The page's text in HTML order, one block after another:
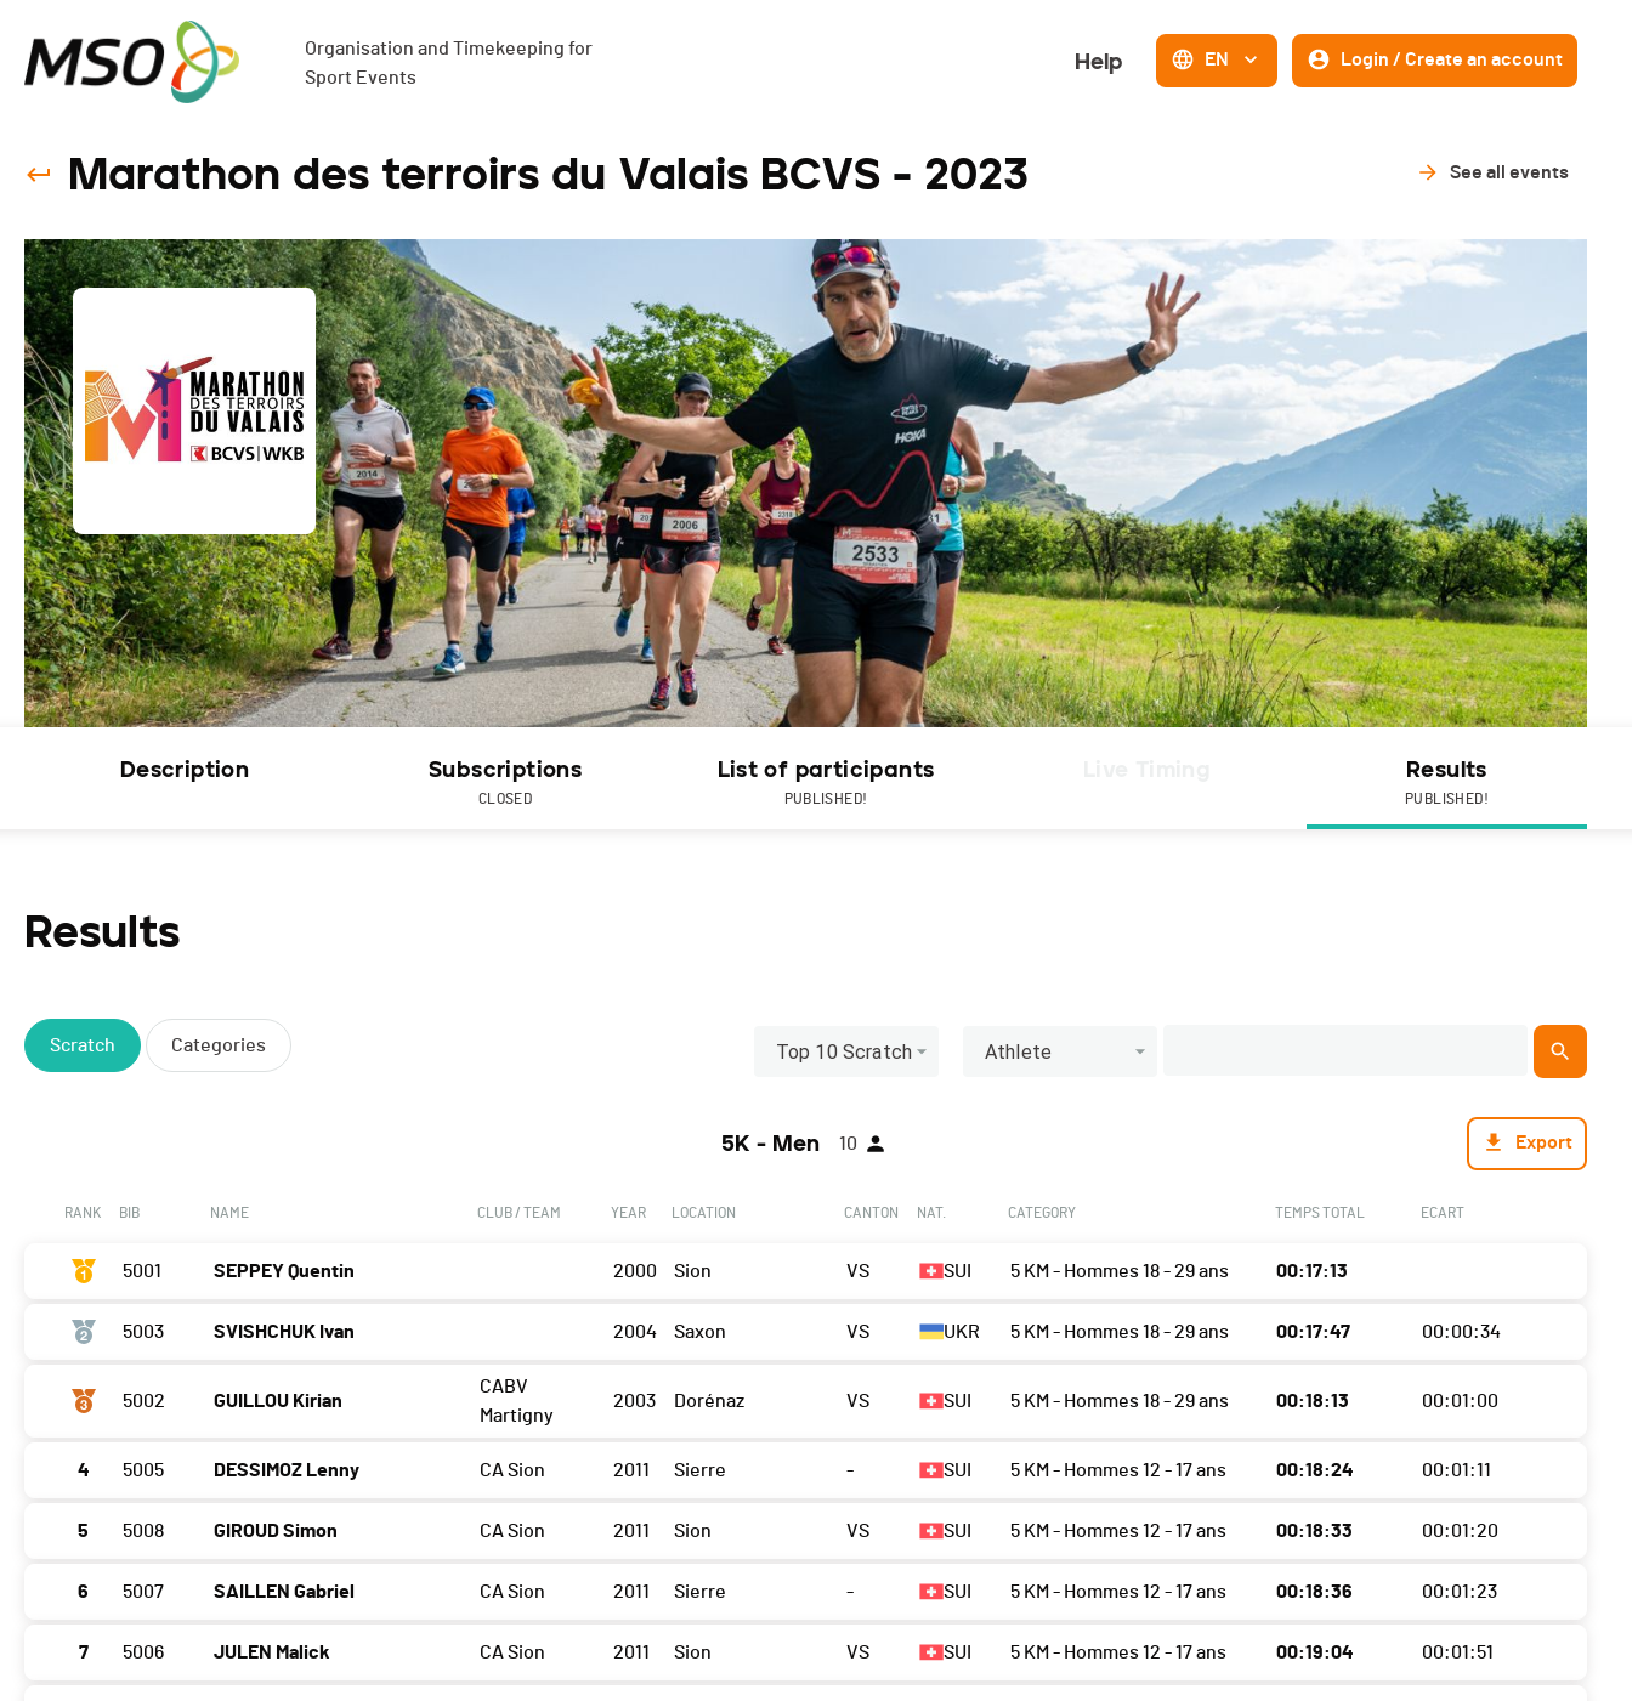
Organisation and Timekeeping for
Sport Events
Help EN Login / Create an account
Marathon des terroirs du Valais BCVS - 2023 See all events
Description Subscriptions
CLOSED
List of participants
PUBLISHED!
Results
PUBLISHED!
Results
Scratch Categories Top 10 Scratch Athlete
5K - Men 10 Export
RANK BIB NAME CLUB / TEAM YEAR LOCATION CANTON NAT. CATEGORY TEMPS TOTAL ECART
5001 SEPPEY Quentin 2000 Sion VS SUI 5 KM - Hommes 18 - 29 ans 00:17:13
5003 SVISHCHUK Ivan 2004 Saxon VS UKR 5 KM - Hommes 18 - 29 ans 00:17:47 00:00:34
5002 GUILLOU Kirian
CABV
Martigny
2003 Dorénaz VS SUI 5 KM - Hommes 18 - 29 ans 00:18:13 00:01:00
4 5005 DESSIMOZ Lenny CA Sion 2011 Sierre - SUI 5 KM - Hommes 12 - 17 ans 00:18:24 00:01:11
5 5008 GIROUD Simon CA Sion 2011 Sion VS SUI 5 KM - Hommes 12 - 17 ans 00:18:33 00:01:20
6 5007 SAILLEN Gabriel CA Sion 2011 Sierre - SUI 5 KM - Hommes 12 - 17 ans 00:18:36 00:01:23
7 5006 JULEN Malick CA Sion 2011 Sion VS SUI 5 KM - Hommes 12 - 17 ans 00:19:04 00:01:51